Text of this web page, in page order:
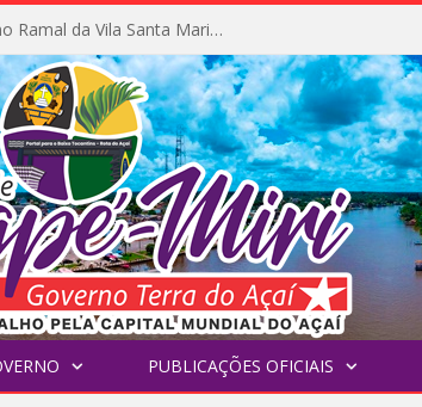
Prefeitura inicia obra de pavimentação no Ramal da Vila Santa Maria do Icatu
PUBLICAÇÕES OFICIAIS